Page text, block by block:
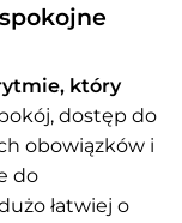
który
dostęp do
obowiązków i
do
łatwiej o